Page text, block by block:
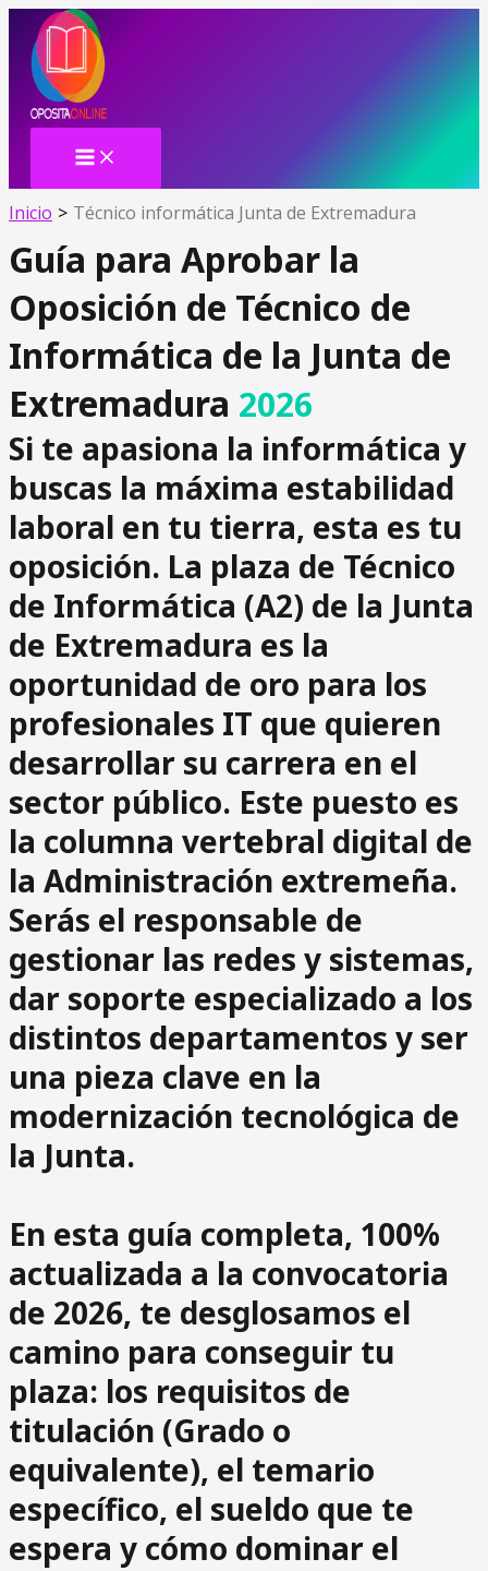
Ir
contenido
MAIN
MENU
Inicio Técnico informática Junta de Extremadura
Guía para Aprobar la
Oposición de Técnico de
Informática de la Junta de
Extremadura 2026
Si te apasiona la informática y
buscas la máxima estabilidad
laboral en tu tierra, esta es tu
oposición. La plaza de Técnico
de Informática (A2) de la Junta
de Extremadura es la
oportunidad de oro para los
profesionales IT que quieren
desarrollar su carrera en el
sector público. Este puesto es
la columna vertebral digital de
la Administración extremeña.
Serás el responsable de
gestionar las redes y sistemas,
dar soporte especializado a los
distintos departamentos y ser
una pieza clave en la
modernización tecnológica de
la Junta.
En esta guía completa, 100%
actualizada a la convocatoria
de 2026, te desglosamos el
camino para conseguir tu
plaza: los requisitos de
titulación (Grado o
equivalente), el temario
específico, el sueldo que te
espera y cómo dominar el